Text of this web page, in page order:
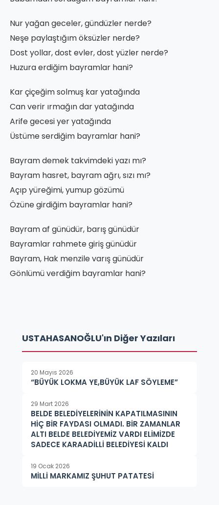
Nur yağan geceler, gündüzler nerde?
Neşe paylaştığım öksüzler nerde?
Dost yollar, dost evler, dost yüzler nerde?
Huzura erdiğim bayramlar hani?
Kar çiçeğim solmuş kar yatağında
Can verir ırmağın dar yatağında
Arife gecesi yer yatağında
Üstüme serdiğim bayramlar hani?
Bayram demek takvimdeki yazı mı?
Bayram hasret, bayram ağrı, sızı mı?
Açıp yüreğimi, yumup gözümü
Özüne girdiğim bayramlar hani?
Bayram af günüdür, barış günüdür
Bayramlar rahmete giriş günüdür
Bayram, Hak menzile varış günüdür
Gönlümü verdiğim bayramlar hani?
USTAHASANOĞLU'ın Diğer Yazıları
20 Mayıs 2026
“BÜYÜK LOKMA YE,BÜYÜK LAF SÖYLEME”
29 Mart 2026
BELDE BELEDİYELERİNİN KAPATILMASININ
HİÇ BİR FAYDASI OLMADI. BİR ZAMANLAR
ALTI BELDE BELEDİYEMİZ VARDI ELİMİZDE
SADECE KARAADİLLİ BELEDİYESİ KALDI
19 Ocak 2026
MİLLİ MARKAMIZ ŞUHUT PATATESİ